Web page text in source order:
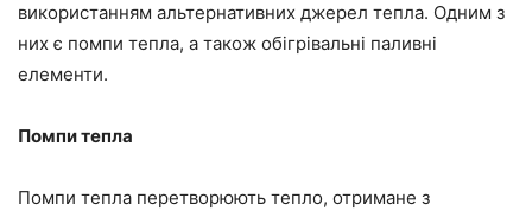
використанням альтернативних джерел тепла. Одним з
них є помпи тепла, а також обігрівальні паливні
елементи.
Помпи тепла
Помпи тепла перетворюють тепло, отримане з